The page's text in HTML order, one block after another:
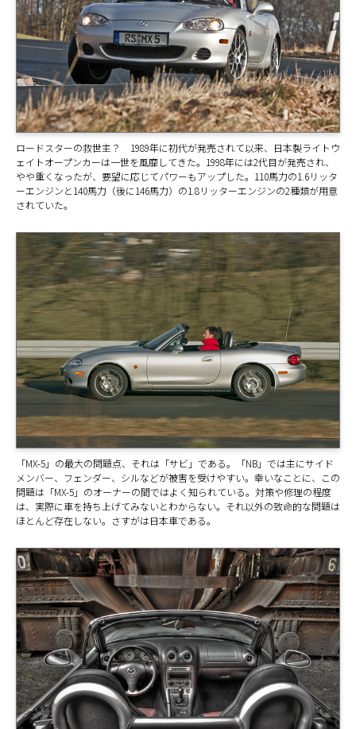
ロードスターの救世主？ 1989年に初代が発売されて以来、日本製ライトウ
ェイトオープンカーは一世を風靡してきた。1998年には2代目が発売され、
やや重くなったが、要望に応じてパワーもアップした。110馬力の1.6リッタ
ーエンジンと140馬力（後に146馬力）の1.8リッターエンジンの2種類が用意
されていた。
「MX-5」の最大の問題点、それは「サビ」である。「NB」では主にサイド
メンバー、フェンダー、シルなどが被害を受けやすい。幸いなことに、この
問題は「MX-5」のオーナーの間ではよく知られている。対策や修理の程度
は、実際に車を持ち上げてみないとわからない。それ以外の致命的な問題は
ほとんど存在しない。さすがは日本車である。